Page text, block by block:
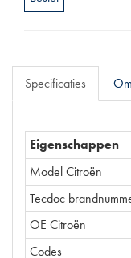
Specificaties
Eigenschappen
Model Citroën
Tecdoc
OE Citroën
Codes